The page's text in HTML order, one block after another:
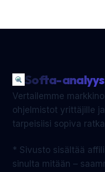
Softa-
Vertailemme
ohjelmistot yrittäjille
tarpeisiisi sopiva
* Sivusto sisältää
sinulta mitään –